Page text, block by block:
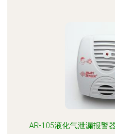
AR-105液化气泄漏报警